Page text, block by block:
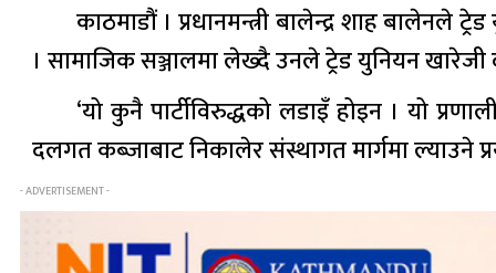
काठमाडौं । प्रधानमन्त्री बालेन्द्र शाह बालेनले
। सामाजिक सञ्जालमा लेख्दै उनले ट्रेड युनियन
‘यो कुनै पार्टीविरुद्धको लडाइँ होइन । यो
दलगत कब्जाबाट निकालेर संस्थागत मार्गमा ल्याउने
- ADVERTISEMENT -